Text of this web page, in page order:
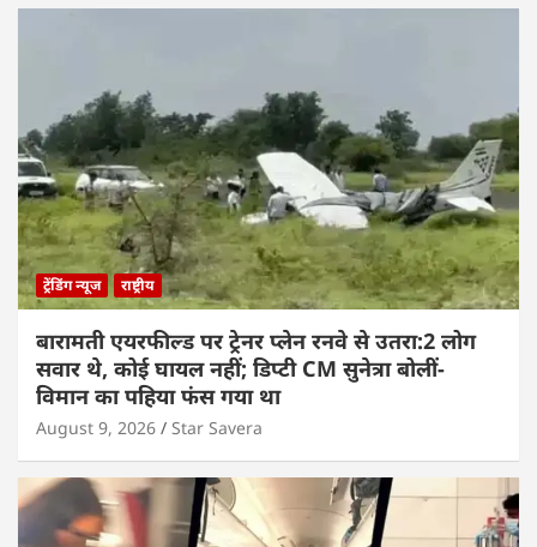
ट्रेंडिंग न्यूज राष्ट्रीय
बारामती एयरफील्ड पर ट्रेनर प्लेन रनवे से उतरा:2 लोग
सवार थे, कोई घायल नहीं; डिप्टी CM सुनेत्रा बोलीं-
विमान का पहिया फंस गया था
August 9, 2026 Star Savera